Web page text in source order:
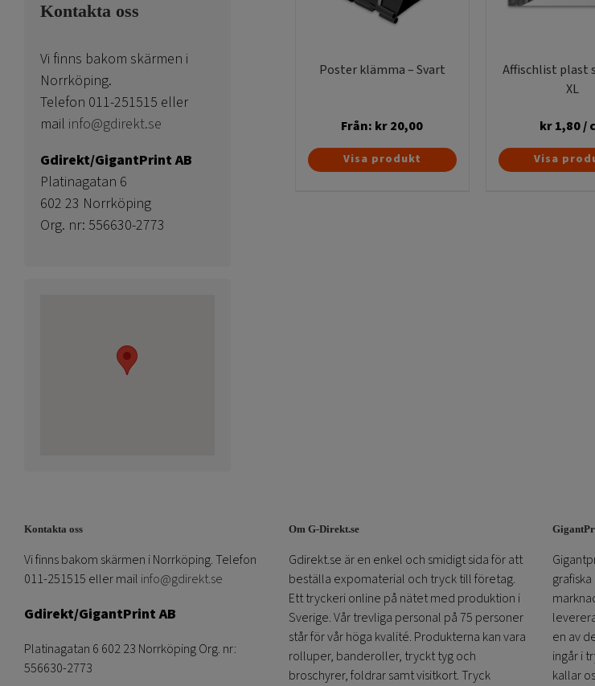
Poster klämma – Svart
Från: kr20,00
Den
här
Visa produkt
Affischlist plast
XL
kr1,80/
Den
här
Visa
Kontakta oss
Vi finns bakom skärmen i
Norrköping.
Telefon 011-251515 eller
mail info@gdirekt.se
Gdirekt/GigantPrint AB
Platinagatan 6
602 23 Norrköping
Org. nr: 556630-2773
Kontakta oss
Vi finns bakom skärmen i Norrköping. Telefon
011-251515 eller mail info@gdirekt.se
Gdirekt/GigantPrint AB
Platinagatan 6 602 23 Norrköping Org. nr:
556630-2773
Om G-Direkt.se
Gdirekt.se är en enkel och smidigt sida för att
beställa expomaterial och tryck till företag.
Ett tryckeri online på nätet med produktion i
Sverige. Vår trevliga personal på 75 personer
står för vår höga kvalité. Produkterna kan vara
rolluper, banderoller, tryckt tyg och
broschyrer, foldrar samt visitkort. Tryck
en av
ingår i
kallar